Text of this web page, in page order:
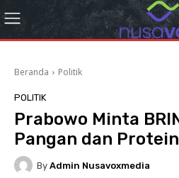
Beranda Politik
POLITIK
Prabowo Minta
Pangan dan
By Admin Nusavoxmedia